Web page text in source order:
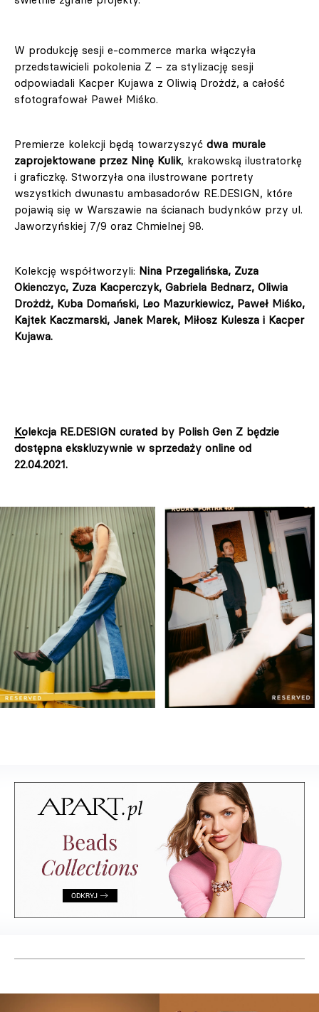
W produkcję sesji e-commerce marka włączyła
przedstawicieli pokolenia Z – za stylizację sesji
odpowiadali Kacper Kujawa z Oliwią Drożdż, a całość
sfotografował Paweł Miśko.
Premierze kolekcji będą towarzyszyć dwa murale
zaprojektowane przez Ninę Kulik, krakowską ilustratorkę
i graficzkę. Stworzyła ona ilustrowane portrety
wszystkich dwunastu ambasadorów RE.DESIGN, które
pojawią się w Warszawie na ścianach budynków przy ul.
Jaworzyńskiej 7/9 oraz Chmielnej 98.
Kolekcję współtworzyli: Nina Przegalińska, Zuza
Okienczyc, Zuza Kacperczyk, Gabriela Bednarz, Oliwia
Drożdż, Kuba Domański, Leo Mazurkiewicz, Paweł Miśko,
Kajtek Kaczmarski, Janek Marek, Miłosz Kulesza i Kacper
Kujawa.
Kolekcja RE.DESIGN curated by Polish Gen Z będzie
dostępna ekskluzywnie w sprzedaży online od
22.04.2021.